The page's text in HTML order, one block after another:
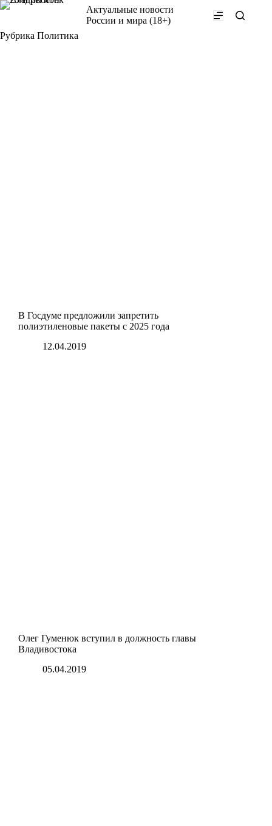
Перейти
Актуальные новости
России и мира (18+)
Рубрика Политика
В Госдуме предложили запретить
полиэтиленовые пакеты с 2025 года
12.04.2019
Олег Гуменюк вступил в должность главы
Владивостока
05.04.2019